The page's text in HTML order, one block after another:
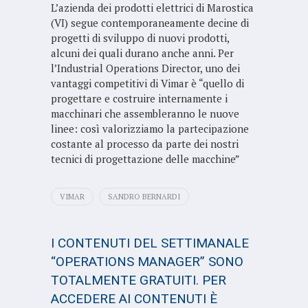
L’azienda dei prodotti elettrici di Marostica
(VI) segue contemporaneamente decine di
progetti di sviluppo di nuovi prodotti,
alcuni dei quali durano anche anni. Per
l’Industrial Operations Director, uno dei
vantaggi competitivi di Vimar è “quello di
progettare e costruire internamente i
macchinari che assembleranno le nuove
linee: così valorizziamo la partecipazione
costante al processo da parte dei nostri
tecnici di progettazione delle macchine”
VIMAR SANDRO BERNARDI
I CONTENUTI DEL SETTIMANALE
“OPERATIONS MANAGER” SONO
TOTALMENTE GRATUITI. PER
ACCEDERE AI CONTENUTI È